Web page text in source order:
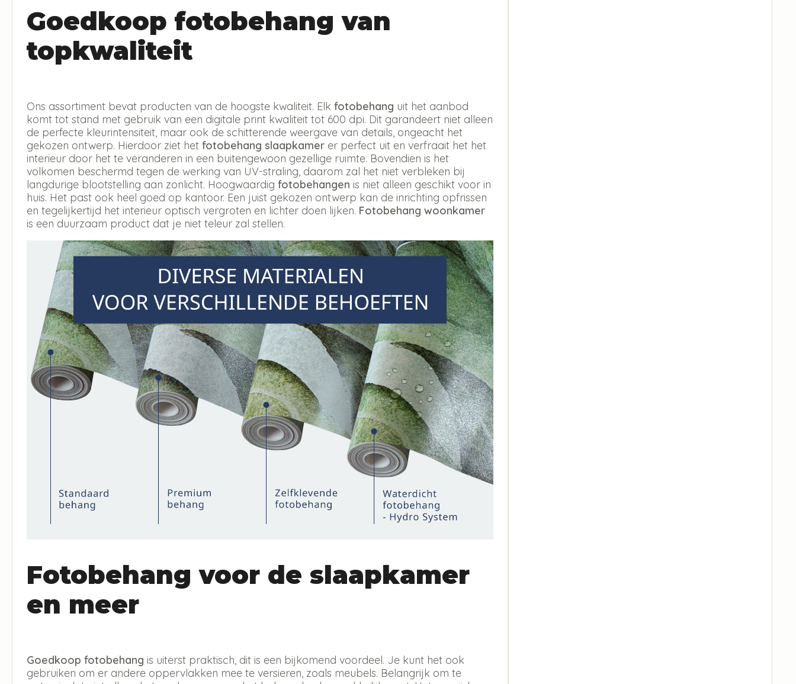
Goedkoop fotobehang van
topkwaliteit
Ons assortiment bevat producten van de hoogste kwaliteit. Elk fotobehang uit het aanbod
komt tot stand met gebruik van een digitale print kwaliteit tot 600 dpi. Dit garandeert niet alleen
de perfecte kleurintensiteit, maar ook de schitterende weergave van details, ongeacht het
gekozen ontwerp. Hierdoor ziet het fotobehang slaapkamer er perfect uit en verfraait het het
interieur door het te veranderen in een buitengewoon gezellige ruimte. Bovendien is het
volkomen beschermd tegen de werking van UV-straling, daarom zal het niet verbleken bij
langdurige blootstelling aan zonlicht. Hoogwaardig fotobehangen is niet alleen geschikt voor in
huis. Het past ook heel goed op kantoor. Een juist gekozen ontwerp kan de inrichting opfrissen
en tegelijkertijd het interieur optisch vergroten en lichter doen lijken. Fotobehang woonkamer
is een duurzaam product dat je niet teleur zal stellen.
Fotobehang voor de slaapkamer
en meer
Goedkoop fotobehang is uiterst praktisch, dit is een bijkomend voordeel. Je kunt het ook
gebruiken om er andere oppervlakken mee te versieren, zoals meubels. Belangrijk om te